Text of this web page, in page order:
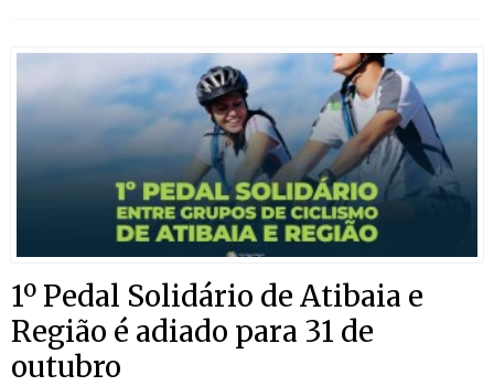
1º Pedal Solidário de Atibaia e
Região é adiado para 31 de
outubro